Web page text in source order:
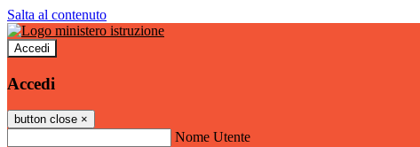
Salta al contenuto
Accedi
Accedi
button close ×
Nome Utente